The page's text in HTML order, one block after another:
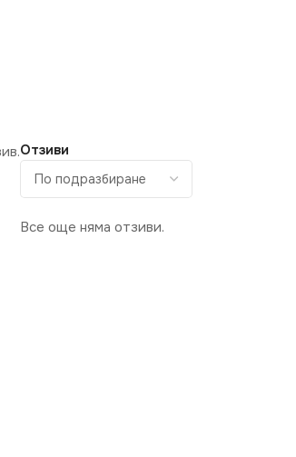
Отзиви
Все още няма отзиви.